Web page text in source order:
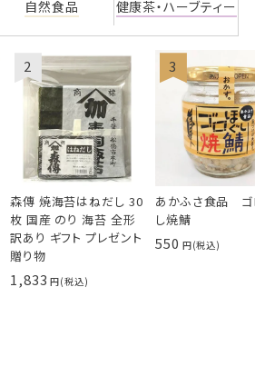
自然食品 健康茶・ハーブティー
森傳 焼海苔はねだし 30
枚 国産 のり 海苔 全形
訳あり ギフト プレゼント
贈り物
1,833
あかふさ食品 ゴ
し焼鯖
550